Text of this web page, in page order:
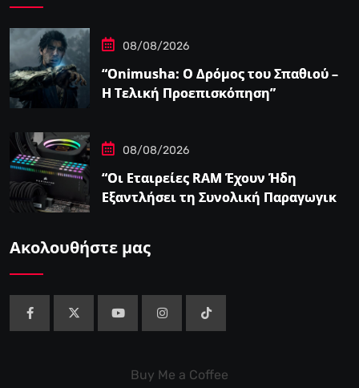
08/08/2026
“Onimusha: Ο Δρόμος του Σπαθιού –
Η Τελική Προεπισκόπηση”
08/08/2026
“Οι Εταιρείες RAM Έχουν Ήδη
Εξαντλήσει τη Συνολική Παραγωγική
Ακολουθήστε μας
Buy Me a Coffee